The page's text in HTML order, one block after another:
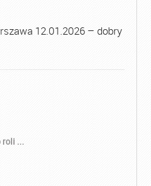
12.01.2026 – dobry
roli ...